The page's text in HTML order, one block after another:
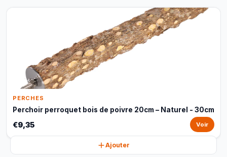
PERCHES
Perchoir perroquet bois de poivre 20cm – Naturel - 30cm
€9,35 Voir
Ajouter